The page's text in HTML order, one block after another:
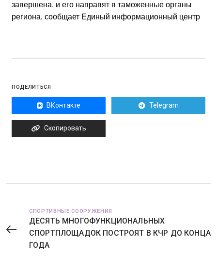
завершена, и его направят в таможенные органы
региона, сообщает Единый информационный центр
ПОДЕЛИТЬСЯ
ВКонтакте Telegram
Скопировать
СПОРТИВНЫЕ СООРУЖЕНИЯ
ДЕСЯТЬ МНОГОФУНКЦИОНАЛЬНЫХ
СПОРТПЛОЩАДОК ПОСТРОЯТ В КЧР ДО КОНЦА
ГОДА